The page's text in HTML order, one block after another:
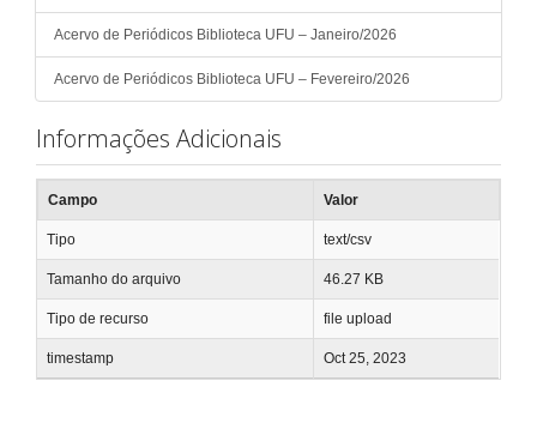
Acervo de Periódicos Biblioteca UFU – Janeiro/2026
Acervo de Periódicos Biblioteca UFU – Fevereiro/2026
Informações Adicionais
Campo Valor
Tipo text/csv
Tamanho do arquivo 46.27 KB
Tipo de recurso file upload
timestamp Oct 25, 2023